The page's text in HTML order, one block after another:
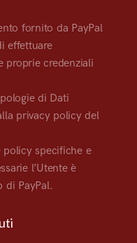
fornito da PayPal
effettuare
proprie credenziali
di Dati
privacy policy del
specifiche e
l’Utente è
di PayPal.